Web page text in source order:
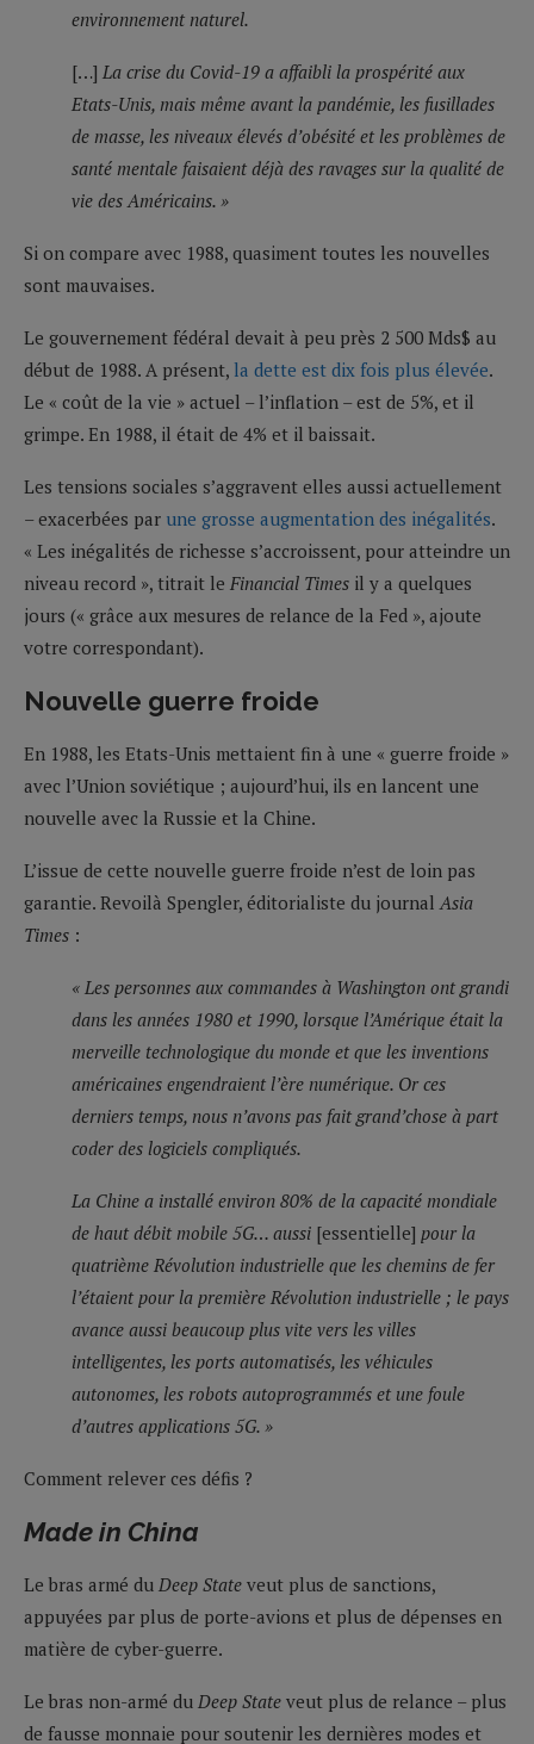
environnement naturel.
[…] La crise du Covid-19 a affaibli la prospérité aux
Etats-Unis, mais même avant la pandémie, les fusillades
de masse, les niveaux élevés d’obésité et les problèmes de
santé mentale faisaient déjà des ravages sur la qualité de
vie des Américains. »
Si on compare avec 1988, quasiment toutes les nouvelles
sont mauvaises.
Le gouvernement fédéral devait à peu près 2 500 Mds$ au
début de 1988. A présent, la dette est dix fois plus élevée.
Le « coût de la vie » actuel – l’inflation – est de 5%, et il
grimpe. En 1988, il était de 4% et il baissait.
Les tensions sociales s’aggravent elles aussi actuellement
– exacerbées par une grosse augmentation des inégalités.
« Les inégalités de richesse s’accroissent, pour atteindre un
niveau record », titrait le Financial Times il y a quelques
jours (« grâce aux mesures de relance de la Fed », ajoute
votre correspondant).
Nouvelle guerre froide
En 1988, les Etats-Unis mettaient fin à une « guerre froide »
avec l’Union soviétique ; aujourd’hui, ils en lancent une
nouvelle avec la Russie et la Chine.
L’issue de cette nouvelle guerre froide n’est de loin pas
garantie. Revoilà Spengler, éditorialiste du journal Asia
Times :
« Les personnes aux commandes à Washington ont grandi
dans les années 1980 et 1990, lorsque l’Amérique était la
merveille technologique du monde et que les inventions
américaines engendraient l’ère numérique. Or ces
derniers temps, nous n’avons pas fait grand’chose à part
coder des logiciels compliqués.
La Chine a installé environ 80% de la capacité mondiale
de haut débit mobile 5G… aussi [essentielle] pour la
quatrième Révolution industrielle que les chemins de fer
l’étaient pour la première Révolution industrielle ; le pays
avance aussi beaucoup plus vite vers les villes
intelligentes, les ports automatisés, les véhicules
autonomes, les robots autoprogrammés et une foule
d’autres applications 5G. »
Comment relever ces défis ?
Made in China
Le bras armé du Deep State veut plus de sanctions,
appuyées par plus de porte-avions et plus de dépenses en
matière de cyber-guerre.
Le bras non-armé du Deep State veut plus de relance – plus
de fausse monnaie pour soutenir les dernières modes et